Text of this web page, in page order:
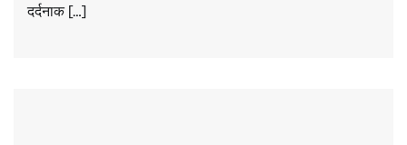
दर्दनाक […]